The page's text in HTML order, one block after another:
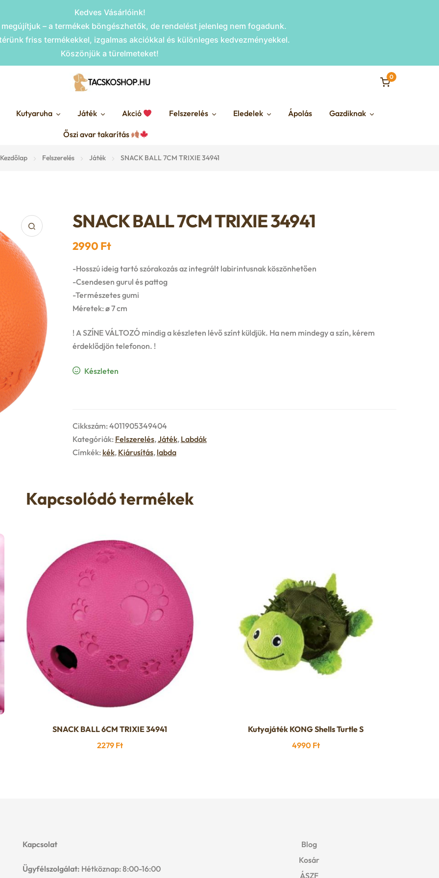
Kedves Vásárlóink!
– a termékek böngészhetők, de rendelést jelenleg nem fogadunk.
friss termékekkel, izgalmas akciókkal és különleges kedvezményekkel.
Köszönjük a türelmeteket!
0
Kutyaruha Játék Akció Felszerelés Eledelek Ápolás Gazdiknak
Őszi avar takarítás
Kezdőlap Felszerelés Játék SNACK BALL 7CM TRIXIE 34941
SNACK BALL 7CM TRIXIE 34941
2990 Ft
-Hosszú ideig tartó szórakozás az integrált labirintusnak köszönhetően
-Csendesen gurul és pattog
-Természetes gumi
Méretek: ø 7 cm
! A SZÍNE VÁLTOZÓ mindig a készleten lévő színt küldjük. Ha nem mindegy a szín, kérem
érdeklődjön telefonon. !
Készleten
Cikkszám:4011905349404
Kategóriák: Felszerelés,Játék, Labdák
Címkék: kék, Kiárusítás, labda
Kapcsolódó termékek
SNACK BALL 6CM TRIXIE 34941
2279 Ft
Kutyajáték KONG Shells Turtle S
4990 Ft
Kapcsolat
Ügyfélszolgálat: Hétköznap: 8:00-16:00
Blog
Kosár
ÁSZF